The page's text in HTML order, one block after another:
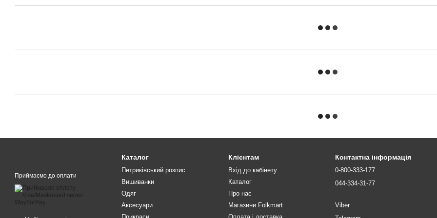
Приймаємо до оплати
Каталог
Петриківський розпис
Вишиванки
Одяг
Аксесуари
Клієнтам
Вхід до кабінету
Каталог
Про нас
Магазини Folkmart
Контактна інформація
0-800-333-177
044-334-31-77
Viber